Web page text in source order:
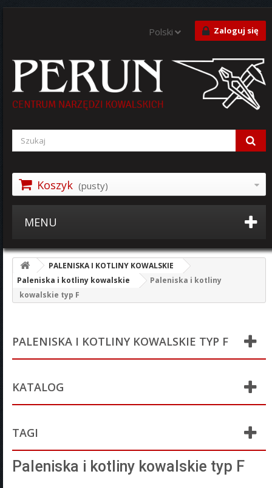
Zaloguj się
Polski
Koszyk (pusty)
MENU
PALENISKA I KOTLINY KOWALSKIE
Paleniska i kotliny kowalskie
Paleniska i kotliny
kowalskie typ F
PALENISKA I KOTLINY KOWALSKIE TYP F
KATALOG
TAGI
Paleniska i kotliny kowalskie typ F